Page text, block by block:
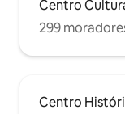
Centro
299
Centro